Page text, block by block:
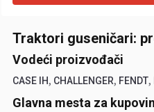
Traktori guseničari:
Vodeći proizvođači
CASE IH, CHALLENGER, FENDT,
Glavna mesta za